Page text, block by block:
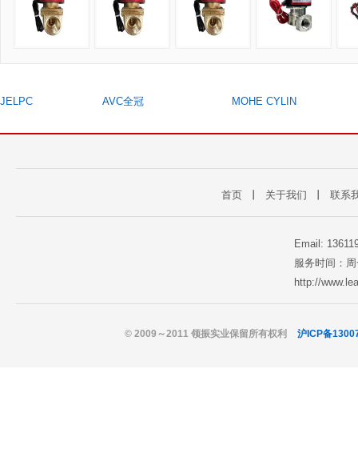
JELPC AVC全冠 MOHE CYLIN
首页 关于我们 联系
Email:
服务时间：
http://
© 2009～2011 领振实业保留所有权利 沪ICP备